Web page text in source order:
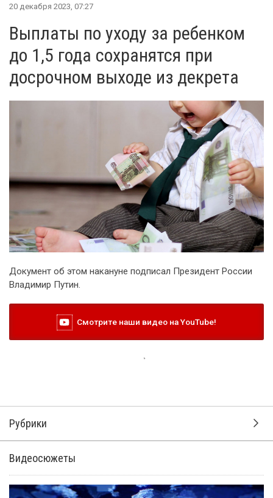
20 декабря 2023, 07:27
Выплаты по уходу за ребенком
до 1,5 года сохранятся при
досрочном выходе из декрета
Документ об этом накануне подписал Президент России
Владимир Путин.
Смотрите наши видео на YouTube!
Рубрики
Видеосюжеты